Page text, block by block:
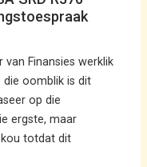
van Finansies werklik
die oomblik is dit
op die
ergste, maar
totdat dit